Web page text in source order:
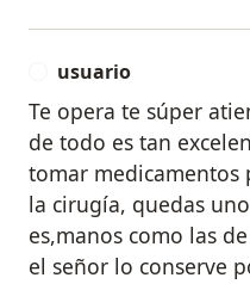
usuario
Te opera te súper
de todo es tan
tomar medicamentos
la cirugía, quedas
es,manos como las
el señor lo conserve